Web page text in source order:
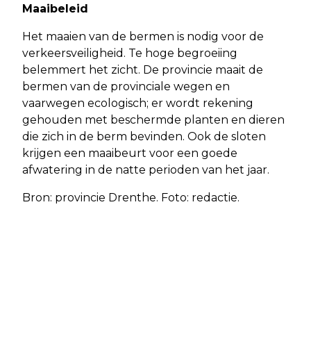
Maaibeleid
Het maaien van de bermen is nodig voor de
verkeersveiligheid. Te hoge begroeiing
belemmert het zicht. De provincie maait de
bermen van de provinciale wegen en
vaarwegen ecologisch; er wordt rekening
gehouden met beschermde planten en dieren
die zich in de berm bevinden. Ook de sloten
krijgen een maaibeurt voor een goede
afwatering in de natte perioden van het jaar.
Bron: provincie Drenthe. Foto: redactie.